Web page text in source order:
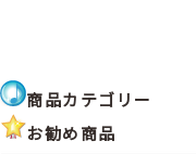
商品カテゴリー
お勧め商品